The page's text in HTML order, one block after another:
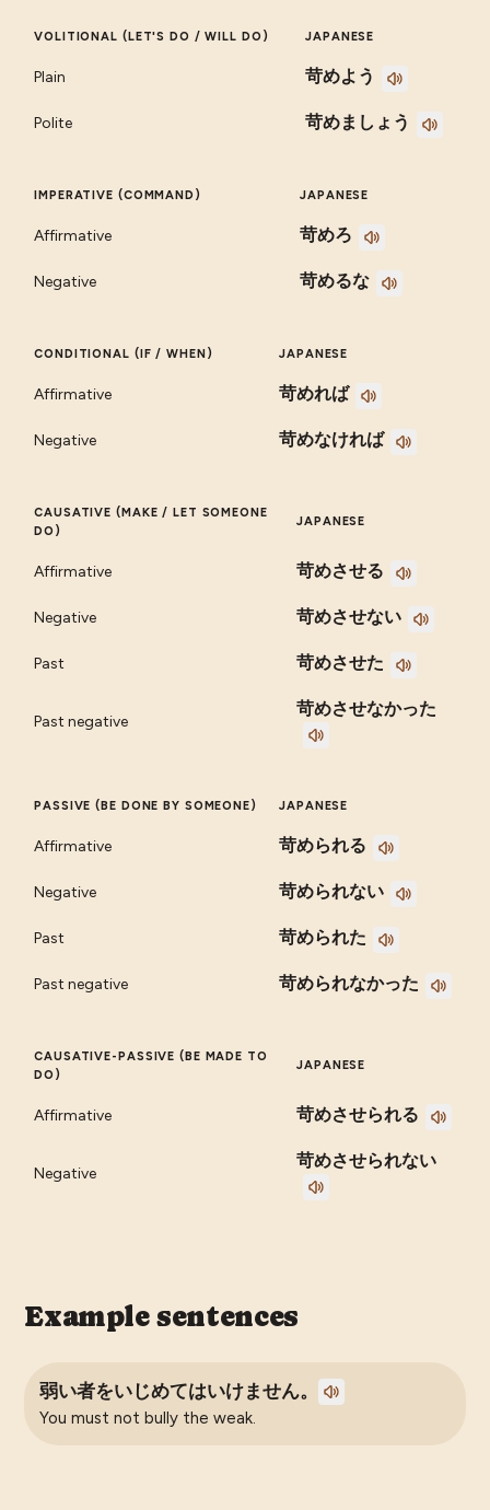
VOLITIONAL (LET'S DO / WILL DO) JAPANESE
Plain 苛めよう
Polite 苛めましょう
IMPERATIVE (COMMAND) JAPANESE
Affirmative 苛めろ
Negative 苛めるな
CONDITIONAL (IF / WHEN) JAPANESE
Affirmative 苛めれば
Negative 苛めなければ
CAUSATIVE (MAKE / LET SOMEONE
DO)
JAPANESE
Affirmative 苛めさせる
Negative 苛めさせない
Past 苛めさせた
Past negative
苛めさせなかった
PASSIVE (BE DONE BY SOMEONE) JAPANESE
Affirmative 苛められる
Negative 苛められない
Past 苛められた
Past negative 苛められなかった
CAUSATIVE-PASSIVE (BE MADE TO
DO)
JAPANESE
Affirmative 苛めさせられる
Negative
苛めさせられない
Example sentences
弱い者をいじめてはいけません。
You must not bully the weak.